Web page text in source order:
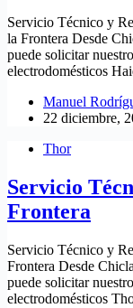
Servicio Técnico y
la Frontera Desde
puede solicitar
electrodomésticos
Manuel
22 diciembre,
Thor
Servicio
Frontera
Servicio Técnico y
Frontera Desde
puede solicitar
electrodomésticos